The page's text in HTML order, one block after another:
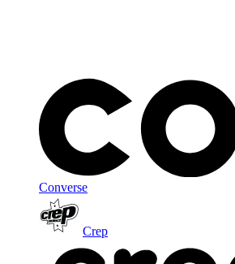
Converse
Crep